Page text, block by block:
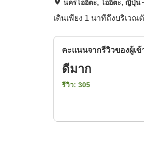
นครโออิตะ, โออิตะ, ญี่ปุ่น
เดินเพียง 1 นาทีถึงบริเว
คะแนนจากรีวิวของผู้เข้
ดีมาก
รีวิว: 305